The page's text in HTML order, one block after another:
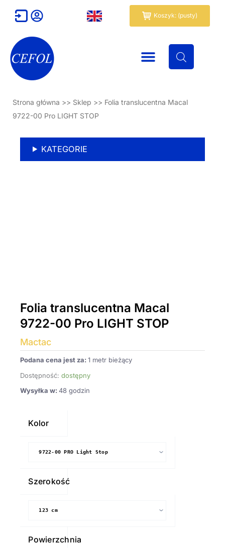
Koszyk: (pusty)
Wózek
Strona główna >> Sklep >> Folia translucentna Macal
9722-00 Pro LIGHT STOP
KATEGORIE
Folia translucentna Macal
9722-00 Pro LIGHT STOP
Mactac
Podana cena jest za: 1 metr bieżący
Dostępność: dostępny
Wysyłka w: 48 godzin
Kolor
Szerokość
Powierzchnia
Pro